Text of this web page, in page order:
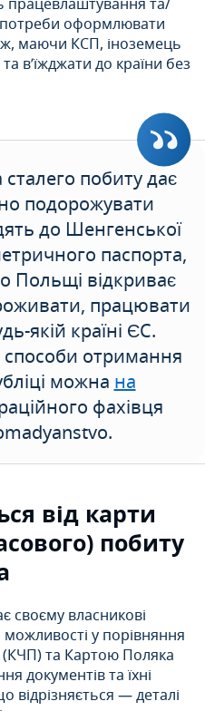
потреби оформлювати
маючи КСП, іноземець
в’їжджати до країни без
сталего побиту дає
подорожувати
до Шенгенської
паспорта,
Польщі відкриває
працювати
якій країні ЄС.
способи отримання
можна на
фахівця
від карти
побиту
своєму власникові
у порівняння
та Картою Поляка
документів та їхні
відрізняється — деталі